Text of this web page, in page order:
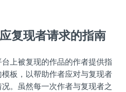
复现者请求的指南
上被复现的作品的作者提供指
板，以帮助作者应对与复现者
。虽然每一次作者与复现者之